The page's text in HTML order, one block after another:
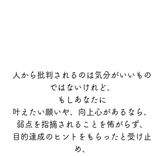
人から批判されるのは気分がいいもの
ではないけれど、
もしあなたに
叶えたい願いや、向上心があるなら、
弱点を指摘されることを怖がらず、
目的達成のヒントをもらったと受け止
め、